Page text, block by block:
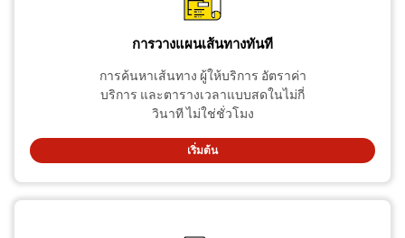
การวางแผนเส้นทางทันที
การค้นหาเส้นทาง ผู้ให้บริการ อัตราค่า
บริการ และตารางเวลาแบบสดในไม่กี่
วินาที ไม่ใช่ชั่วโมง
เริ่มต้น